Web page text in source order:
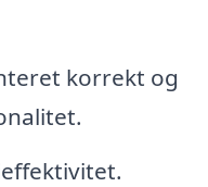
korrekt og